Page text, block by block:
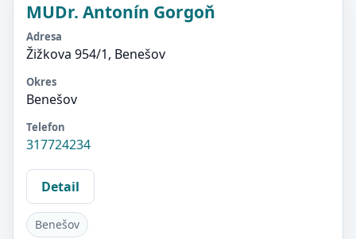
MUDr. Antonín Gorgoň
Adresa
Žižkova 954/1, Benešov
Okres
Benešov
Telefon
317724234
Detail
Benešov